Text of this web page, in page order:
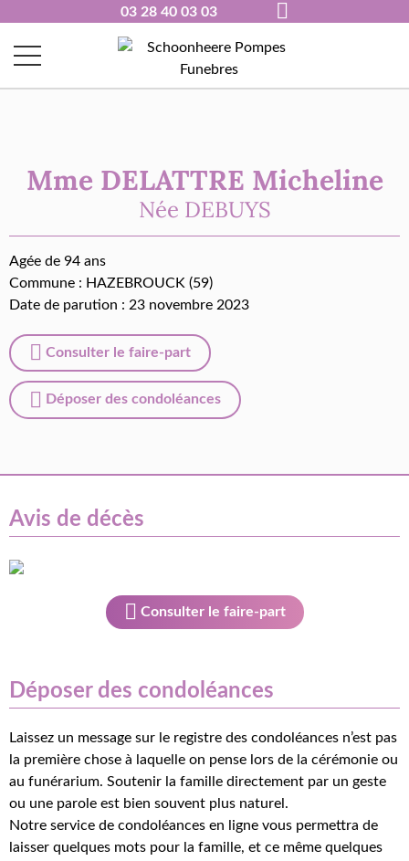
03 28 40 03 03
Mme DELATTRE Micheline
Née DEBUYS
Agée de 94 ans
Commune : HAZEBROUCK (59)
Date de parution : 23 novembre 2023
Consulter le faire-part
Déposer des condoléances
Avis de décès
Consulter le faire-part
Déposer des condoléances
Laissez un message sur le registre des condoléances n’est pas
la première chose à laquelle on pense lors de la cérémonie ou
au funérarium. Soutenir la famille directement par un geste
ou une parole est bien souvent plus naturel.
Notre service de condoléances en ligne vous permettra de
laisser quelques mots pour la famille, et ce même quelques